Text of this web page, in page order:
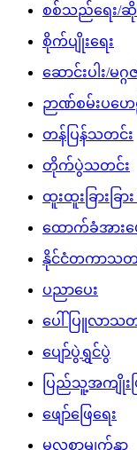
စစ်သည်ရေး/ဆိုသီ
စိုက်ပျိုးရေး
ဆောင်းပါး/မဂ္ဂဇ
ဉာဏ်စမ်းပဟေ
တန်ပြန်သတင်း
တိုက်ပွဲသတင်း
ထူးထူးခြားခြာ
ထောက်ခံအားပ
နိုင်ငံတကာသတ
ပညာပေး
ပေါ်ပြူလာသတ
ပျော်ပွဲရွှင်ပွဲ
ပြည်သူ့အကျိုး
ဖျော်ဖြေရေး
မူလစာမျက်နှာ